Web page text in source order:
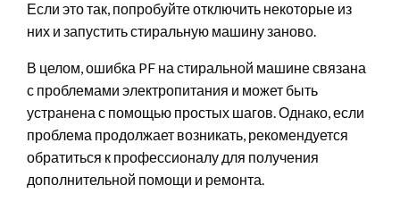
Если это так, попробуйте отключить некоторые из
них и запустить стиральную машину заново.
В целом, ошибка PF на стиральной машине связана
с проблемами электропитания и может быть
устранена с помощью простых шагов. Однако, если
проблема продолжает возникать, рекомендуется
обратиться к профессионалу для получения
дополнительной помощи и ремонта.